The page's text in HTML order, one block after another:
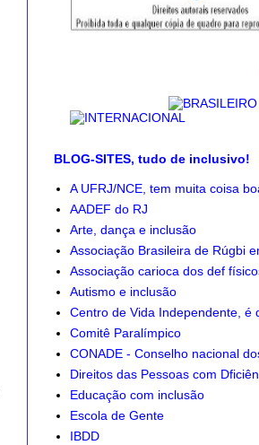
BLOG-SITES, tudo de inclusivo!
A UFRJ/NCE, tem muita coisa
AADEF do RJ
Arte, dança e inclusão
Associação Brasileira de Rúgbi
Associação carioca dos def
Autismo e inclusão
Centro de Vida Independente, é
Comitê Paralímpico
CONADE - Conselho nacional
Direitos das Pessoas com
Educação com inclusão
Escola de Gente
IBDD